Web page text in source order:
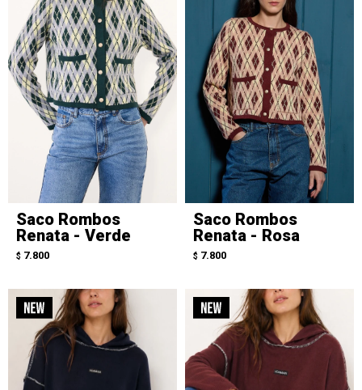
Saco Rombos
Renata - Verde
$ 7.800
Saco Rombos
Renata - Rosa
$ 7.800